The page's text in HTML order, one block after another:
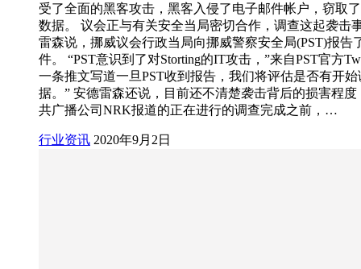
受了全面的黑客攻击，黑客入侵了电子邮件帐户，窃取
数据。 议会正与有关安全当局密切合作，调查这起袭击
雷森说，挪威议会行政当局向挪威警察安全局(PST)报告
件。 “PST意识到了对Storting的IT攻击，”来自PST官方
一条推文写道一旦PST收到报告，我们将评估是否有开
据。” 安德雷森还说，目前还不清楚袭击背后的损害程度
共广播公司NRK报道的正在进行的调查完成之前，…
行业资讯 2020年9月2日